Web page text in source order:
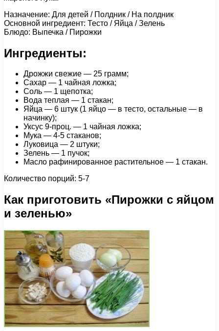
Назначение: Для детей / Полдник / На полдник
Основной ингредиент: Тесто / Яйца / Зелень
Блюдо: Выпечка / Пирожки
Ингредиенты:
Дрожжи свежие — 25 грамм;
Сахар — 1 чайная ложка;
Соль — 1 щепотка;
Вода теплая — 1 стакан;
Яйца — 6 штук (1 яйцо — в тесто, остальные — в
начинку);
Уксус 9-проц. — 1 чайная ложка;
Мука — 4-5 стаканов;
Луковица — 2 штуки;
Зелень — 1 пучок;
Масло рафинированное растительное — 1 стакан.
Количество порций: 5-7
Как приготовить «Пирожки с яйцом
и зеленью»